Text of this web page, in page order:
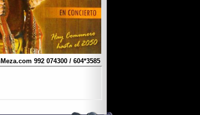
992 074300 / 604*3585